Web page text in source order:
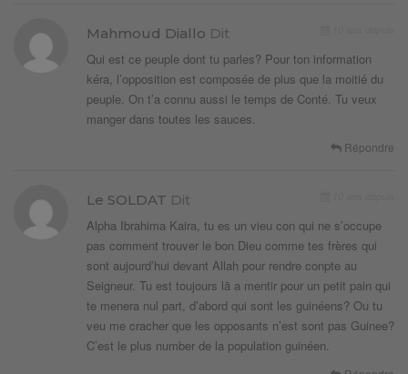
Mahmoud Diallo Dit
Qui est ce peuple dont tu parles? Pour ton information
kéra, l’opposition est composée de plus que la moitié du
peuple. On t’a connu aussi le temps de Conté. Tu veux
manger dans toutes les sauces.
Répondre
Le SOLDAT Dit
Alpha Ibrahima Kaira, tu es un vieu con qui ne s’occupe
pas comment trouver le bon Dieu comme tes frères qui
sont aujourd’hui devant Allah pour rendre conpte au
Seigneur. Tu est toujours lā a mentir pour un petit pain qui
te menera nul part, d’abord qui sont les guinéens? Ou tu
veu me cracher que les opposants n’est sont pas Guinee?
C’est le plus number de la population guinéen.